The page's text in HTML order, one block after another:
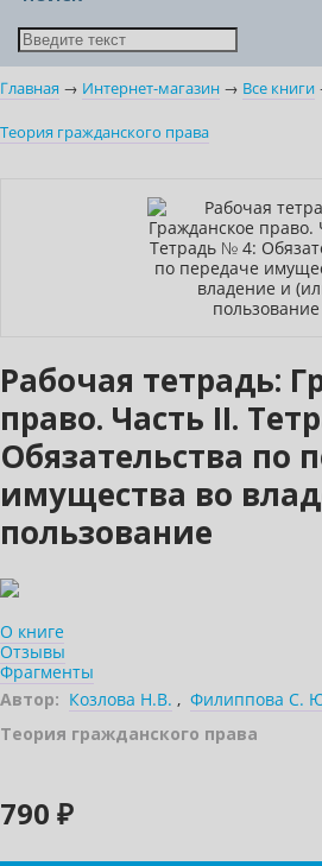
Главная → Интернет-магазин → Все книги
Теория гражданского права
Рабочая тетрадь:
право. Часть II.
Обязательства по
имущества во
пользование
О книге
Отзывы
Фрагменты
Автор: Козлова Н.В. , Филиппова С.
Теория гражданского права
790 ₽